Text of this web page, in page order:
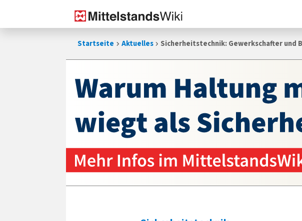
Startseite Aktuelles Sicherheitstechnik: Gewerkschafter